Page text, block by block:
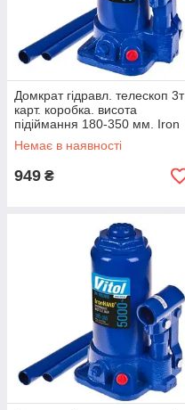
Домкрат гідравл. телескоп 3т
карт. коробка. висота
підіймання 180-350 мм. Iron
Hand (IH-180350D) 3,1 кг
Немає в наявності
949 ₴